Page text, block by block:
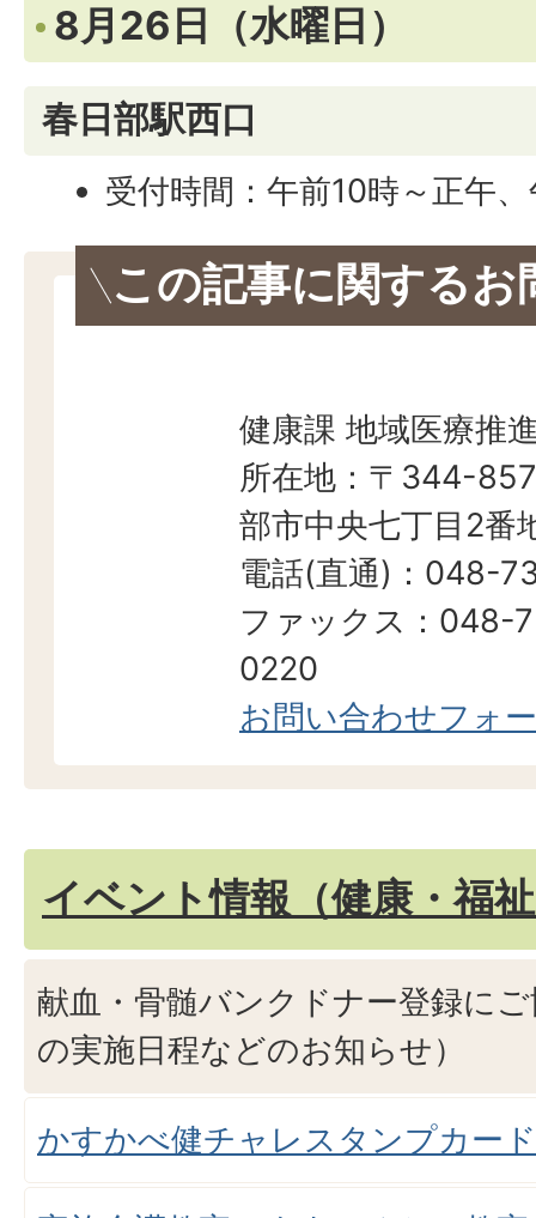
8月26日（水曜日）
春日部駅西口
受付時間：午前10時～正午
この記事に関するお
健康課 地域医療推
所在地：〒344-
部市中央七丁目2番
電話(直通)：048-
ファックス：048-
0220
お問い合わせフォ
イベント情報（健康・福
献血・骨髄バンクドナー登録に
の実施日程などのお知らせ）
かすかべ健チャレスタンプカード